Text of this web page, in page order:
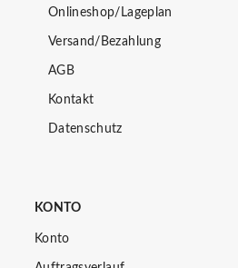
Onlineshop/Lageplan
Versand/Bezahlung
AGB
Kontakt
Datenschutz
KONTO
Konto